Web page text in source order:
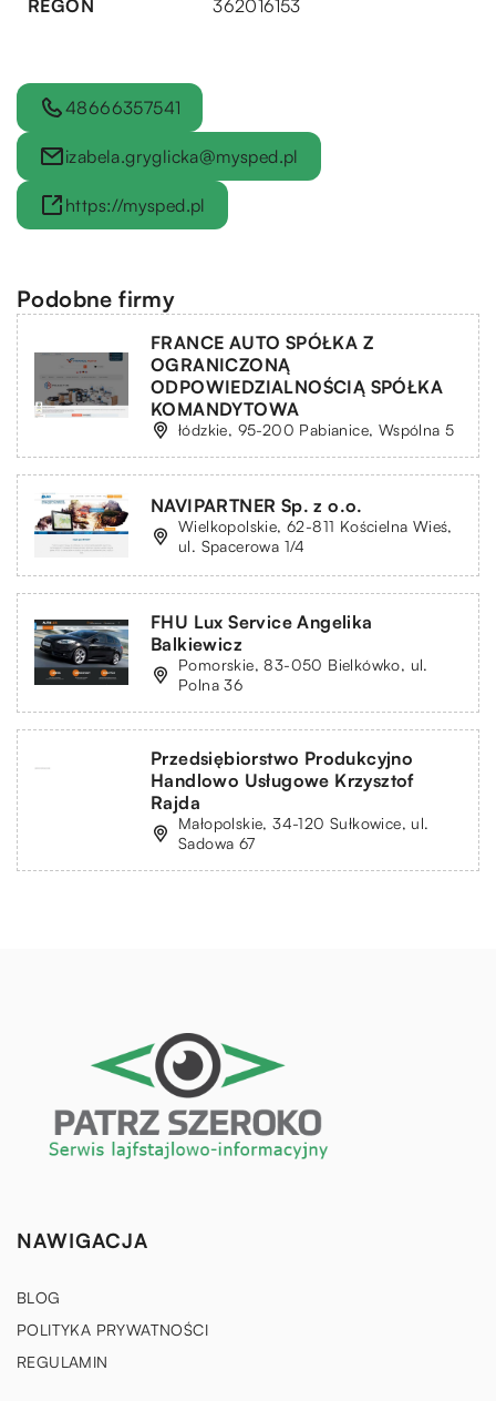
REGON 362016153
48666357541
izabela.gryglicka@mysped.pl
https://mysped.pl
Podobne firmy
FRANCE AUTO SPÓŁKA Z
OGRANICZONĄ
ODPOWIEDZIALNOŚCIĄ SPÓŁKA
KOMANDYTOWA
łódzkie, 95-200 Pabianice, Wspólna 5
NAVIPARTNER Sp. z o.o.
Wielkopolskie, 62-811 Kościelna Wieś,
ul. Spacerowa 1/4
FHU Lux Service Angelika
Balkiewicz
Pomorskie, 83-050 Bielkówko, ul.
Polna 36
Przedsiębiorstwo Produkcyjno
Handlowo Usługowe Krzysztof
Rajda
Małopolskie, 34-120 Sułkowice, ul.
Sadowa 67
NAWIGACJA
BLOG
POLITYKA PRYWATNOŚCI
REGULAMIN